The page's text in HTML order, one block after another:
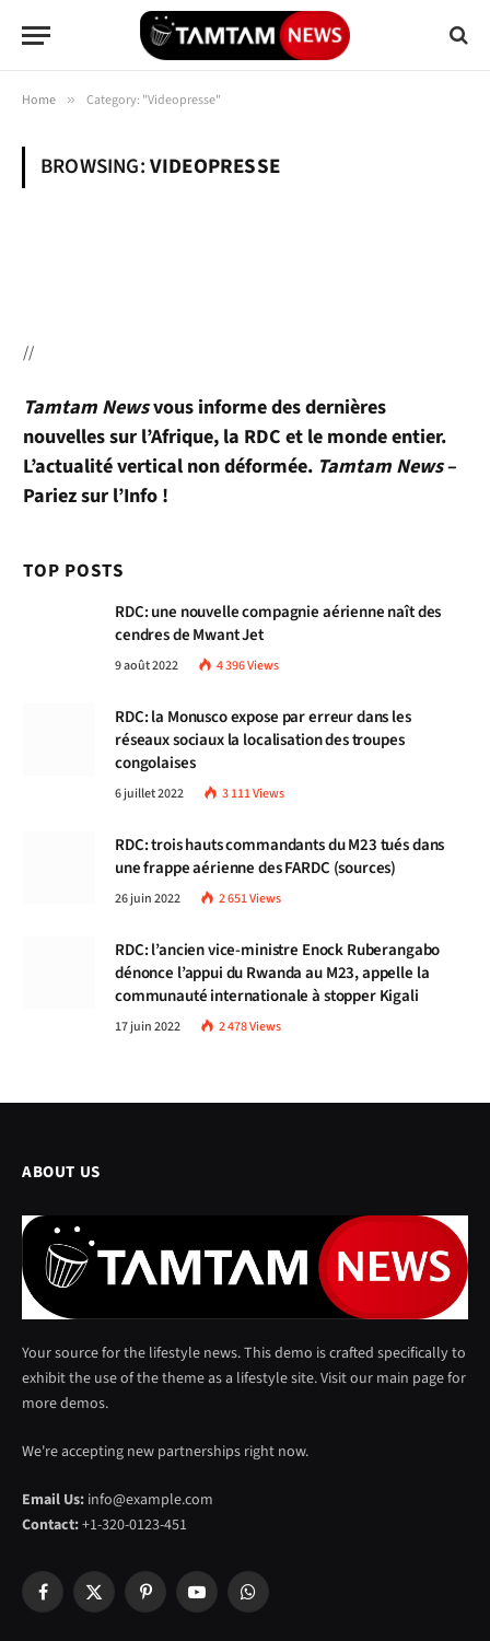
Home » Category: "Videopresse"
BROWSING:VIDEOPRESSE
//
Tamtam Newsvous informe des dernières
nouvelles sur l’Afrique, la RDC et le monde entier.
L’actualité vertical non déformée. Tamtam News–
Pariez sur l’Info !
TOP POSTS
RDC: une nouvelle compagnie aérienne naît des
cendres de Mwant Jet
9 août 2022 4 396Views
RDC: la Monusco expose par erreur dans les
réseaux sociaux la localisation des troupes
congolaises
6 juillet 2022 3 111Views
RDC: trois hauts commandants du M23 tués dans
une frappe aérienne des FARDC (sources)
26 juin 2022 2 651Views
RDC: l’ancien vice-ministre Enock Ruberangabo
dénonce l’appui du Rwanda au M23, appelle la
communauté internationale à stopper Kigali
17 juin 2022 2 478Views
ABOUT US
Your source for the lifestyle news. This demo is crafted specifically to
exhibit the use of the theme as a lifestyle site. Visit our main page for
more demos.
We're accepting new partnerships right now.
Email Us: info@example.com
Contact:+1-320-0123-451
Facebook
X
PinterestYouTubeWhatsApp